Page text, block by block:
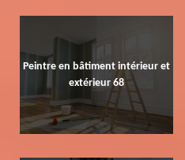
Peintre en bâtiment intérieur et
extérieur 68